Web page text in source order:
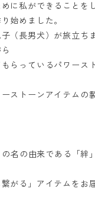
に私ができることを
始めました。
（長男犬）が旅立ち
らっているパワース
ストーンアイテムの
名の由来である「絆
繋がる」アイテムをお